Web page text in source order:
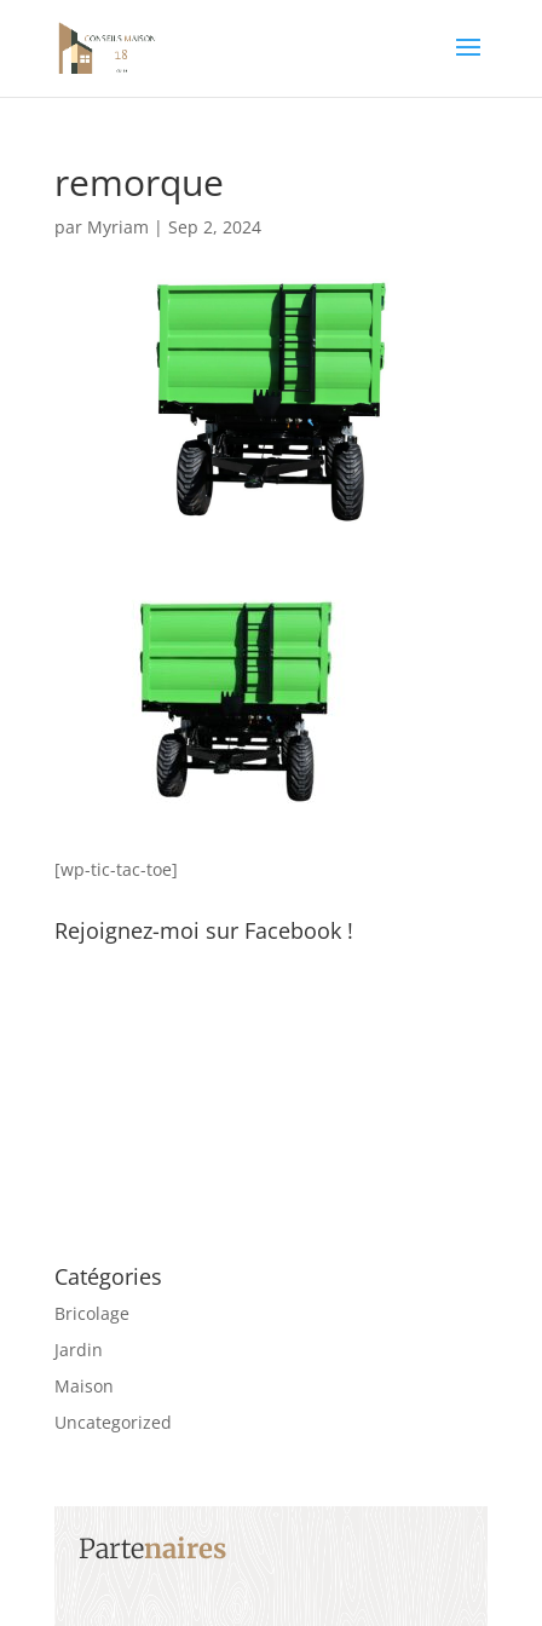
remorque
par Myriam | Sep 2, 2024
[wp-tic-tac-toe]
Rejoignez-moi sur Facebook !
Catégories
Bricolage
Jardin
Maison
Uncategorized
Partenaires